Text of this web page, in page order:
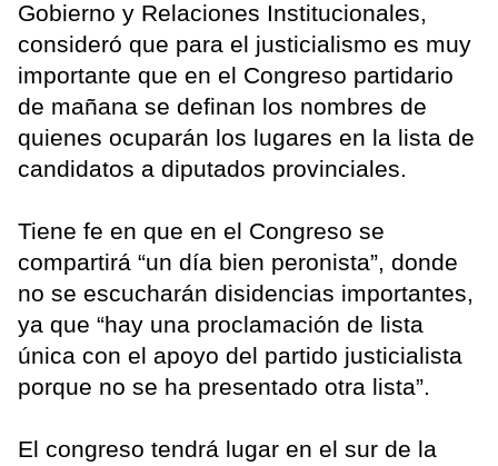
Gobierno y Relaciones Institucionales,
consideró que para el justicialismo es muy
importante que en el Congreso partidario
de mañana se definan los nombres de
quienes ocuparán los lugares en la lista de
candidatos a diputados provinciales.
Tiene fe en que en el Congreso se
compartirá “un día bien peronista”, donde
no se escucharán disidencias importantes,
ya que “hay una proclamación de lista
única con el apoyo del partido justicialista
porque no se ha presentado otra lista”.
El congreso tendrá lugar en el sur de la